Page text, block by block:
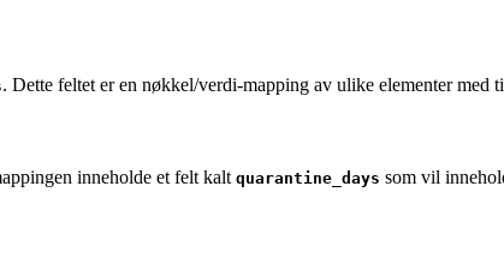
. Dette feltet er en nøkkel/verdi-mapping av ulike elementer med
inneholde et felt kalt quarantine_days som vil